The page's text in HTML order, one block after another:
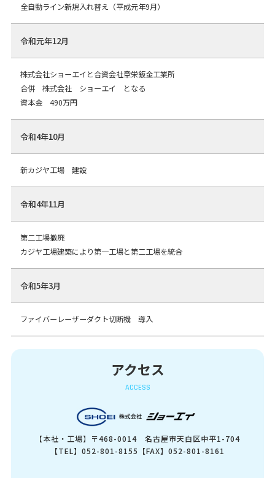
全自動ライン新規入れ替え（平成元年9月）
令和元年12月
株式会社ショーエイと合資会社章栄鈑金工業所
合併 株式会社 ショーエイ となる
資本金 490万円
令和4年10月
新カジヤ工場 建設
令和4年11月
第二工場撤廃
カジヤ工場建築により第一工場と第二工場を統合
令和5年3月
ファイバーレーザーダクト切断機 導入
アクセス
ACCESS
【本社・工場】〒468-0014 名古屋市天白区中平1-704
【TEL】052-801-8155【FAX】052-801-8161